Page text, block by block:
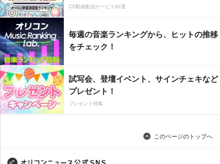
CS動画配信サービス20選
毎週の音楽ランキングから、ヒットの推移
をチェック！
試写会、登壇イベント、サインチェキなど
プレゼント！
プレゼント特集
このページのトップへ